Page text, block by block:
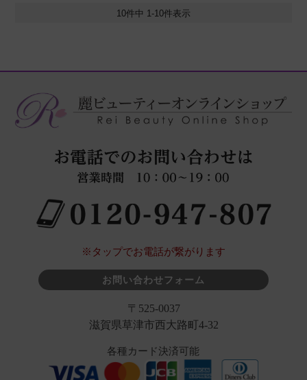
10件中 1-10件表示
※タップでお電話が繋がります
お問い合わせフォーム
〒525-0037
滋賀県草津市西大路町4-32
各種カード決済可能